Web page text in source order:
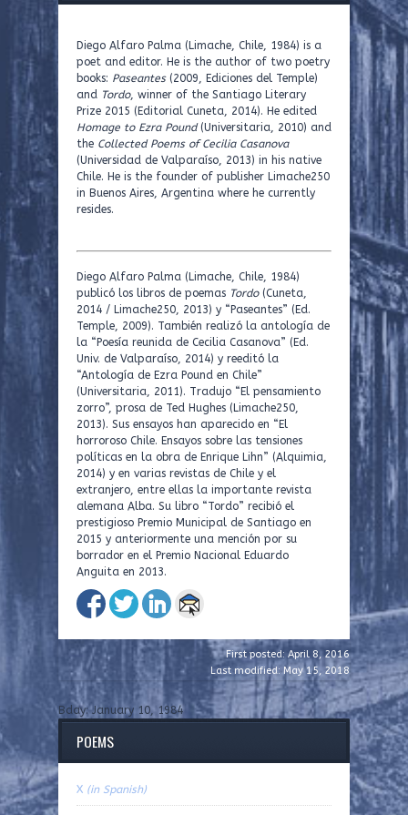
Diego Alfaro Palma (Limache, Chile, 1984) is a
poet and editor. He is the author of two poetry
books: Paseantes(2009, Ediciones del Temple)
and Tordo, winner of the Santiago Literary
Prize 2015 (Editorial Cuneta, 2014). He edited
Homage to Ezra Pound(Universitaria, 2010) and
the Collected Poems of Cecilia Casanova
(Universidad de Valparaíso, 2013) in his native
Chile. He is the founder of publisher Limache250
in Buenos Aires, Argentina where he currently
resides.
Diego Alfaro Palma (Limache, Chile, 1984)
publicó los libros de poemas Tordo(Cuneta,
2014 / Limache250, 2013) y “Paseantes” (Ed.
Temple, 2009). También realizó la antología de
la “Poesía reunida de Cecilia Casanova” (Ed.
Univ. de Valparaíso, 2014) y reeditó la
“Antología de Ezra Pound en Chile”
(Universitaria, 2011). Tradujo “El pensamiento
zorro”, prosa de Ted Hughes (Limache250,
2013). Sus ensayos han aparecido en “El
horroroso Chile. Ensayos sobre las tensiones
políticas en la obra de Enrique Lihn” (Alquimia,
2014) y en varias revistas de Chile y el
extranjero, entre ellas la importante revista
alemana Alba. Su libro “Tordo” recibió el
prestigioso Premio Municipal de Santiago en
2015 y anteriormente una mención por su
borrador en el Premio Nacional Eduardo
Anguita en 2013.
First posted: April 8, 2016
Last modified: May 15, 2018
Bday: January 10, 1984
POEMS
X (in Spanish)